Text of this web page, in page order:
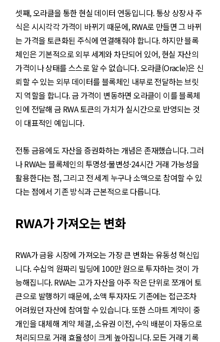
셋째, 오라클을 통한 현실 데이터 연동입니다. 통상 상장사 주
식은 시시각각 가격이 바뀌기 때문에, RWA로 만들면 그 바뀌
는 가격을 토큰화된 주식에 연결해줘야 합니다. 하지만 블록
체인은 기본적으로 외부 세계와 차단되어 있어, 현실 자산의
가격이나 상태를 스스로 알 수 없습니다. 오라클(Oracle)은 신
뢰할 수 있는 외부 데이터를 블록체인 내부로 전달하는 브릿
지 역할을 합니다. 금 가격이 변동하면 오라클이 이를 블록체
인에 전달해 금 RWA 토큰의 가치가 실시간으로 반영되는 것
이 대표적인 예입니다.
전통 금융에도 자산을 증권화하는 개념은 존재했습니다. 그러
나 RWA는 블록체인의 투명성·불변성·24시간 거래 가능성을
활용한다는 점, 그리고 전 세계 누구나 소액으로 참여할 수 있
다는 점에서 기존 방식과 근본적으로 다릅니다.
RWA가 가져오는 변화
RWA가 금융 시장에 가져오는 가장 큰 변화는 유동성 혁신입
니다. 수십억 원짜리 빌딩에 100만 원으로 투자하는 것이 가
능해집니다. RWA는 고가 자산을 아주 작은 단위로 쪼개어 토
큰으로 발행하기 때문에, 소액 투자자도 기존에는 접근조차
어려웠던 자산에 참여할 수 있습니다. 또한 스마트 계약이 중
개인을 대체해 계약 체결, 소유권 이전, 수익 배분이 자동으로
처리되므로 거래 효율성이 크게 높아집니다. 모든 거래 기록